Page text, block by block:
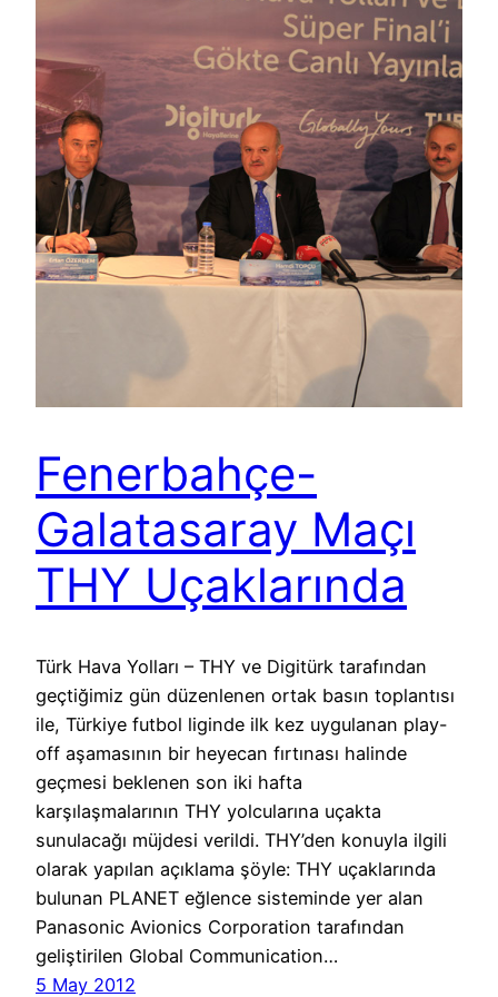
Fenerbahçe-
Galatasaray Maçı
THY Uçaklarında
Türk Hava Yolları – THY ve Digitürk tarafından
geçtiğimiz gün düzenlenen ortak basın toplantısı
ile, Türkiye futbol liginde ilk kez uygulanan play-
off aşamasının bir heyecan fırtınası halinde
geçmesi beklenen son iki hafta
karşılaşmalarının THY yolcularına uçakta
sunulacağı müjdesi verildi. THY’den konuyla ilgili
olarak yapılan açıklama şöyle: THY uçaklarında
bulunan PLANET eğlence sisteminde yer alan
Panasonic Avionics Corporation tarafından
geliştirilen Global Communication…
5 May 2012